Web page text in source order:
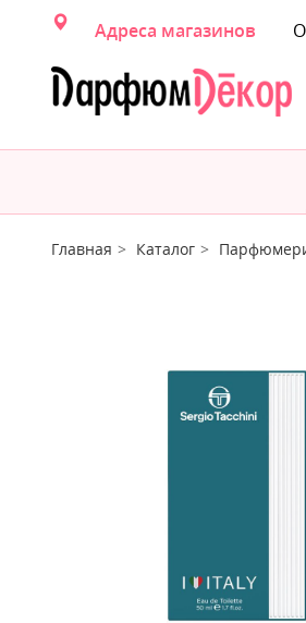
Адреса магазинов
Главная Каталог